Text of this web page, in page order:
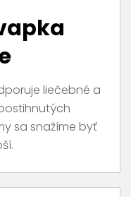
liečebné a
sa snažíme byť